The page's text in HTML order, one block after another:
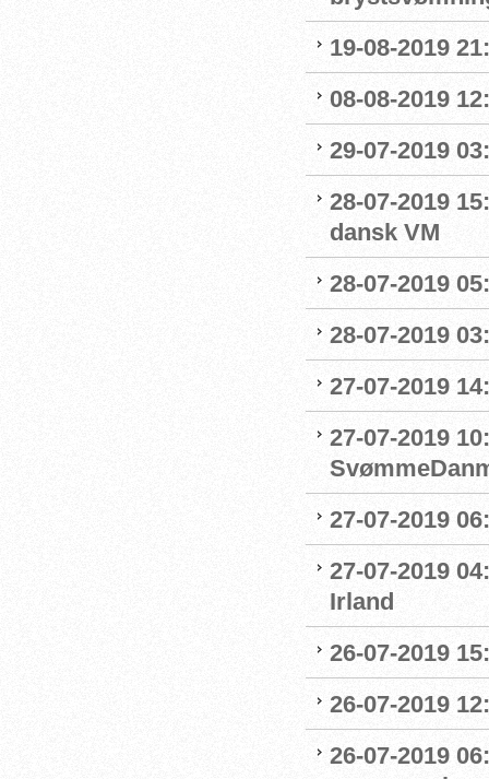
19-08-2019
08-08-2019
29-07-2019
28-07-2019
dansk VM
28-07-2019
28-07-2019
27-07-2019
27-07-2019
27-07-2019
27-07-2019
Irland
26-07-2019
26-07-2019
26-07-2019